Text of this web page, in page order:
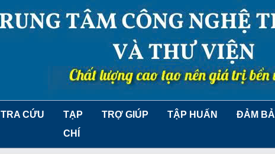
TRA CỨU
TẠP
CHÍ
TRỢ GIÚP TẬP HUẤN ĐẢM